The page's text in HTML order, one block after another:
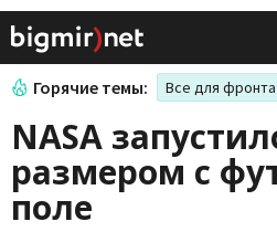
Горячие темы: Все для
NASA
размером с
поле